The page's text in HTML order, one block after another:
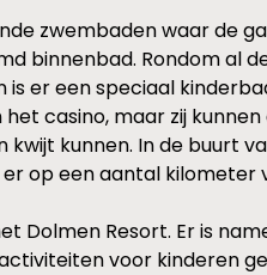
zwembaden waar de
binnenbad. Rondom al
er een speciaal
casino, maar zij
kunnen. In de
op een aantal
Dolmen Resort. Er is
voor kinderen